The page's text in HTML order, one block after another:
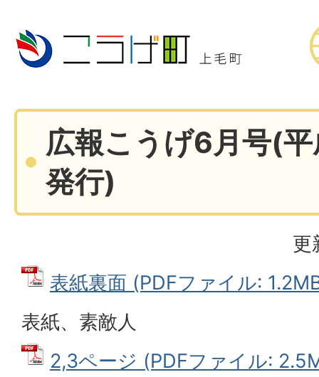
広報こうげ6月号(
発行)
更
表紙裏面 (PDFファイル:
表紙、素敵人
2,3ページ (PDFファイル: